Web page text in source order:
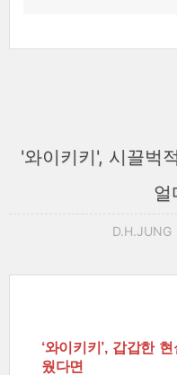
'와이키키', 시끌벅
얼
D.H.JUNG
‘와이키키’, 갑갑한
웠다면